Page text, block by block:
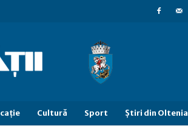
Cultură Sport Știri din Oltenia